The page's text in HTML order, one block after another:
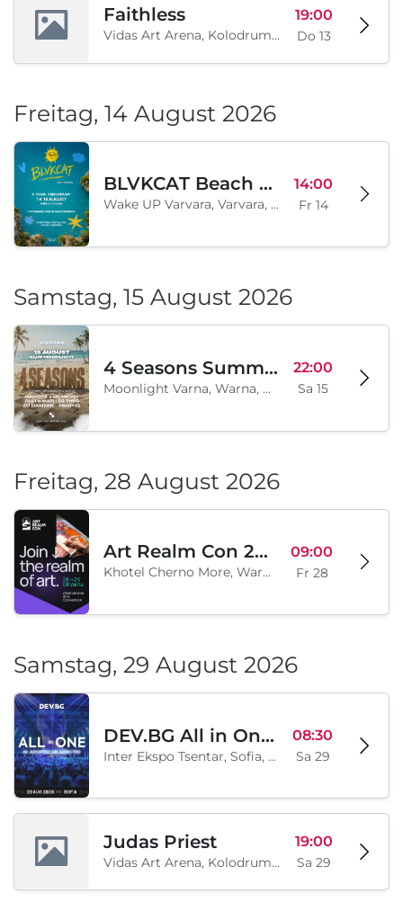
Faithless
Vidas Art Arena, Kolodrum, Borisova gradina, Sofia, BG
19:00
Do 13
Freitag, 14 August 2026
BLVKCAT Beach Festival 2026, Wake up Varvara
Wake UP Varvara, Varvara, BG
14:00
Fr 14
Samstag, 15 August 2026
4 Seasons Summer Edition
Moonlight Varna, Warna, BG
22:00
Sa 15
Freitag, 28 August 2026
Art Realm Con 2026
Khotel Cherno More, Warna, BG
09:00
Fr 28
Samstag, 29 August 2026
DEV.BG All in One 2026
Inter Ekspo Tsentar, Sofia, BG
08:30
Sa 29
Judas Priest
Vidas Art Arena, Kolodrum, Borisova gradina, Sofia, BG
19:00
Sa 29